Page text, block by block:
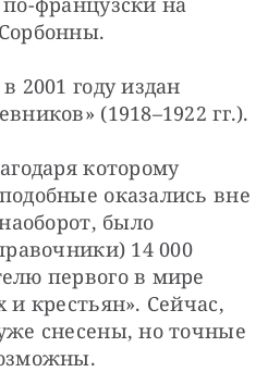
2001 году издан
(1918–1922 гг.).
которому
оказались вне
было
14 000
первого в мире
и крестьян». Сейчас,
снесены, но точные